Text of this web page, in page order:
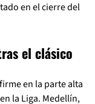
en el cierre del
el clásico
en la parte alta
la Liga. Medellín,